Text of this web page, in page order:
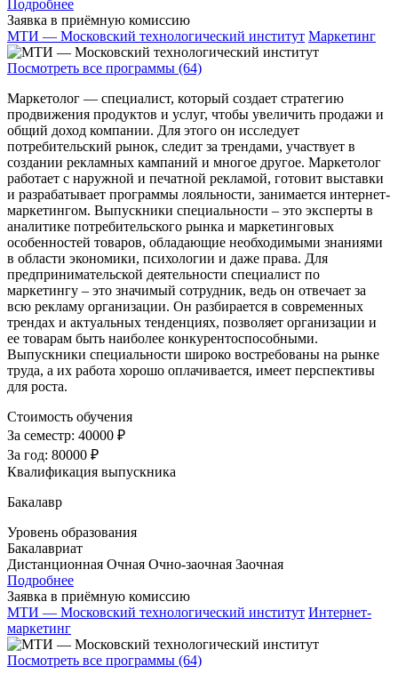
Подробнее
Заявка в приёмную комиссию
МТИ — Московский технологический институт Маркетинг
Посмотреть все программы (64)
Маркетолог — специалист, который создает стратегию
продвижения продуктов и услуг, чтобы увеличить продажи и
общий доход компании. Для этого он исследует
потребительский рынок, следит за трендами, участвует в
создании рекламных кампаний и многое другое. Маркетолог
работает с наружной и печатной рекламой, готовит выставки
и разрабатывает программы лояльности, занимается интернет-
маркетингом. Выпускники специальности – это эксперты в
аналитике потребительского рынка и маркетинговых
особенностей товаров, обладающие необходимыми знаниями
в области экономики, психологии и даже права. Для
предпринимательской деятельности специалист по
маркетингу – это значимый сотрудник, ведь он отвечает за
всю рекламу организации. Он разбирается в современных
трендах и актуальных тенденциях, позволяет организации и
ее товарам быть наиболее конкурентоспособными.
Выпускники специальности широко востребованы на рынке
труда, а их работа хорошо оплачивается, имеет перспективы
для роста.
Стоимость обучения
За семестр: 40000 ₽
За год: 80000 ₽
Квалификация выпускника
Бакалавр
Уровень образования
Бакалавриат
Дистанционная Очная Очно-заочная Заочная
Подробнее
Заявка в приёмную комиссию
МТИ — Московский технологический институт Интернет-
маркетинг
Посмотреть все программы (64)